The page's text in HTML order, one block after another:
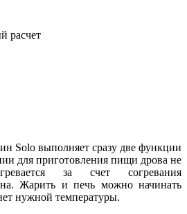
расчет
Solo выполняет сразу две функции
для приготовления пищи дрова не
за счет согревания
Жарить и печь можно начинать
нужной температуры.